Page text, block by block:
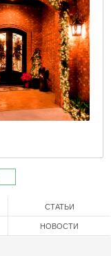
СТАТЬИ
НОВОСТИ